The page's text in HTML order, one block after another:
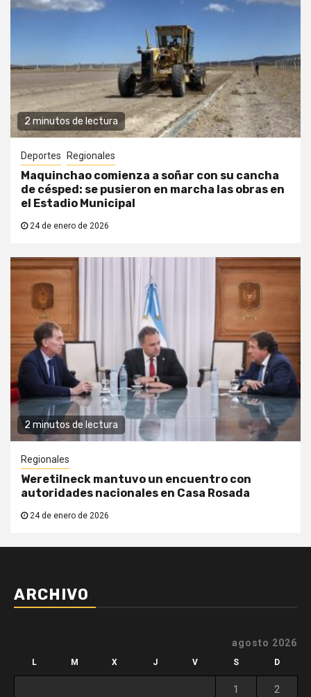
2 minutos de lectura
Deportes Regionales
Maquinchao comienza a soñar con su cancha
de césped: se pusieron en marcha las obras en
el Estadio Municipal
24 de enero de 2026
2 minutos de lectura
Regionales
Weretilneck mantuvo un encuentro con
autoridades nacionales en Casa Rosada
24 de enero de 2026
ARCHIVO
agosto 2026
L M X J V S D
1 2